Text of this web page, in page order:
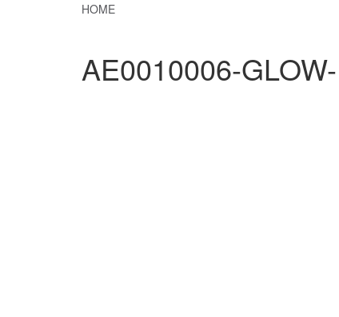
HOME
AE0010006-